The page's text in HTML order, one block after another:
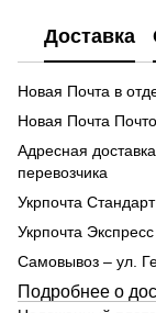
Доставка
Новая Почта в
Новая Почта
Адресная
перевозчика
Укрпочта
Укрпочта
Самовывоз – ул.
Подробнее о